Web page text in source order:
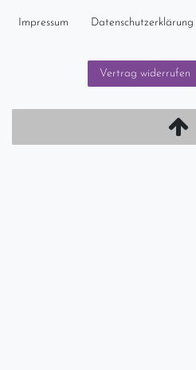
Impressum Daten­schutz­erklärung
Vertrag widerrufen